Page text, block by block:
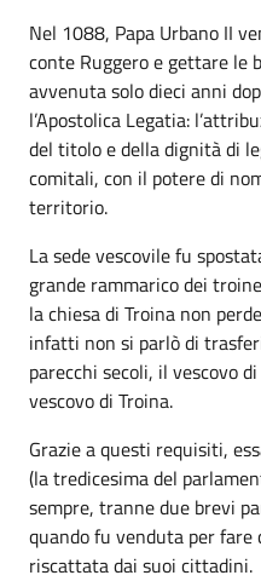
Nel 1088, Papa Urbano II
conte Ruggero e gettare le
avvenuta solo dieci anni
l’Apostolica Legatia:
del titolo e della dignità di
comitali, con il potere di
territorio.
La sede vescovile fu
grande rammarico dei
la chiesa di Troina non
infatti non si parlò di
parecchi secoli, il vescovo
vescovo di Troina.
Grazie a questi requisiti,
(la tredicesima del
sempre, tranne due brevi
quando fu venduta per fare
riscattata dai suoi cittadini.